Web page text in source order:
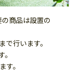
商品は設置の
行います。
。